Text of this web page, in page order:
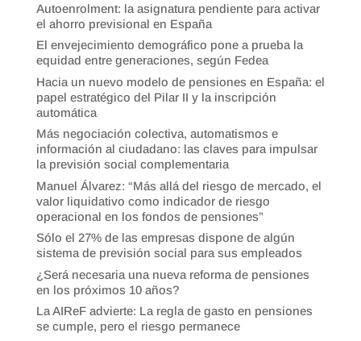
Autoenrolment: la asignatura pendiente para activar
el ahorro previsional en España
El envejecimiento demográfico pone a prueba la
equidad entre generaciones, según Fedea
Hacia un nuevo modelo de pensiones en España: el
papel estratégico del Pilar II y la inscripción
automática
Más negociación colectiva, automatismos e
información al ciudadano: las claves para impulsar
la previsión social complementaria
Manuel Álvarez: “Más allá del riesgo de mercado, el
valor liquidativo como indicador de riesgo
operacional en los fondos de pensiones”
Sólo el 27% de las empresas dispone de algún
sistema de previsión social para sus empleados
¿Será necesaria una nueva reforma de pensiones
en los próximos 10 años?
La AIReF advierte: La regla de gasto en pensiones
se cumple, pero el riesgo permanece